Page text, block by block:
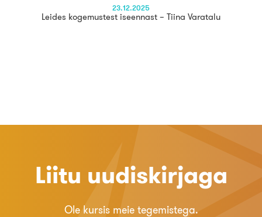
23.12.2025
Leides kogemustest iseennast – Tiina Varatalu
Liitu uudiskirjaga
Ole kursis meie tegemistega.